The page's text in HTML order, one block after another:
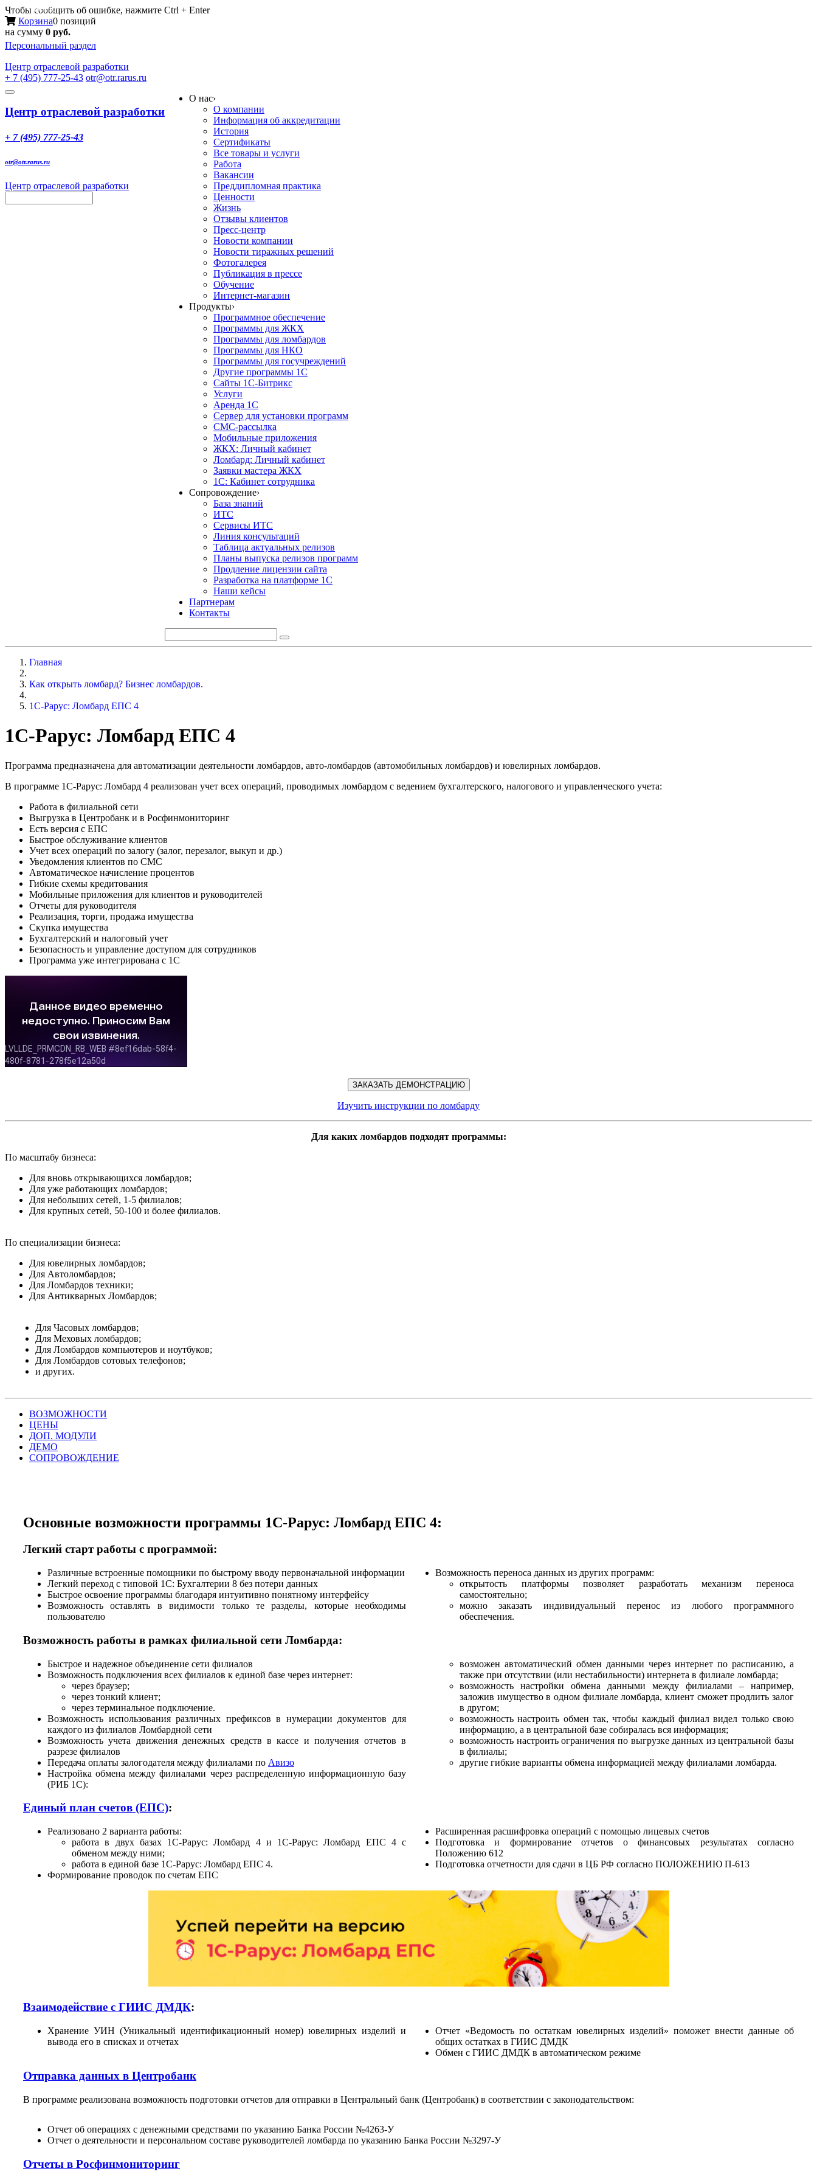
Чтобы сообщить об ошибке, нажмите Ctrl + Enter
Корзина0 позиций
на сумму 0 руб.
Персональный раздел
Центр отраслевой разработки
+ 7 (495) 777-25-43 otr@otr.rarus.ru
Toggle
Меню
Центр отраслевой разработки
+ 7 (495) 777-25-43
otr@otr.rarus.ru
Центр отраслевой разработки
О нас›
О компании
Информация об аккредитации
История
Сертификаты
Все товары и услуги
Работа
Вакансии
Преддипломная практика
Ценности
Жизнь
Отзывы клиентов
Пресс-центр
Новости компании
Новости тиражных решений
Фотогалерея
Публикация в прессе
Обучение
Интернет-магазин
Продукты›
Программное обеспечение
Программы для ЖКХ
Программы для ломбардов
Программы для НКО
Программы для госучреждений
Другие программы 1С
Сайты 1С-Битрикс
Услуги
Аренда 1С
Сервер для установки программ
СМС-рассылка
Мобильные приложения
ЖКХ: Личный кабинет
Ломбард: Личный кабинет
Заявки мастера ЖКХ
1С: Кабинет сотрудника
Сопровождение›
База знаний
ИТС
Сервисы ИТС
Линия консультаций
Таблица актуальных релизов
Планы выпуска релизов программ
Продление лицензии сайта
Разработка на платформе 1С
Наши кейсы
Партнерам
Контакты
Главная
Как открыть ломбард? Бизнес ломбардов.
1С-Рарус: Ломбард ЕПС 4
1С-Рарус: Ломбард ЕПС 4
Программа предназначена для автоматизации деятельности ломбардов, авто-ломбардов (автомобильных ломбардов) и ювелирных ломбардов.
В программе 1С-Рарус: Ломбард 4 реализован учет всех операций, проводимых ломбардом с ведением бухгалтерского, налогового и управленческого учета:
Работа в филиальной сети
Выгрузка в Центробанк и в Росфинмониторинг
Есть версия с ЕПС
Быстрое обслуживание клиентов
Учет всех операций по залогу (залог, перезалог, выкуп и др.)
Уведомления клиентов по СМС
Автоматическое начисление процентов
Гибкие схемы кредитования
Мобильные приложения для клиентов и руководителей
Отчеты для руководителя
Реализация, торги, продажа имущества
Скупка имущества
Бухгалтерский и налоговый учет
Безопасность и управление доступом для сотрудников
Программа уже интегрирована с 1С
ЗАКАЗАТЬ ДЕМОНСТРАЦИЮ
Изучить инструкции по ломбарду
Для каких ломбардов подходят программы:
По масштабу бизнеса:
Для вновь открывающихся ломбардов;
Для уже работающих ломбардов;
Для небольших сетей, 1-5 филиалов;
Для крупных сетей, 50-100 и более филиалов.
По специализации бизнеса:
Для ювелирных ломбардов;
Для Автоломбардов;
Для Ломбардов техники;
Для Антикварных Ломбардов;
Для Часовых ломбардов;
Для Меховых ломбардов;
Для Ломбардов компьютеров и ноутбуков;
Для Ломбардов сотовых телефонов;
и других.
ВОЗМОЖНОСТИ
ЦЕНЫ
ДОП. МОДУЛИ
ДЕМО
СОПРОВОЖДЕНИЕ
Основные возможности программы 1С-Рарус: Ломбард ЕПС 4:
Легкий старт работы с программой:
Различные встроенные помощники по быстрому вводу первоначальной информации
Легкий переход с типовой 1С: Бухгалтерии 8 без потери данных
Быстрое освоение программы благодаря интуитивно понятному интерфейсу
Возможность оставлять в видимости только те разделы, которые необходимы
пользователю
Возможность переноса данных из других программ:
открытость платформы позволяет разработать механизм переноса
самостоятельно;
можно заказать индивидуальный перенос из любого программного
обеспечения.
Возможность работы в рамках филиальной сети Ломбарда:
Быстрое и надежное объединение сети филиалов
Возможность подключения всех филиалов к единой базе через интернет:
через браузер;
через тонкий клиент;
через терминальное подключение.
Возможность использования различных префиксов в нумерации документов для
каждого из филиалов Ломбардной сети
Возможность учета движения денежных средств в кассе и получения отчетов в
разрезе филиалов
Передача оплаты залогодателя между филиалами по Авизо
Настройка обмена между филиалами через распределенную информационную базу
(РИБ 1С):
возможен автоматический обмен данными через интернет по расписанию, а
также при отсутствии (или нестабильности) интернета в филиале ломбарда;
возможность настройки обмена данными между филиалами – например,
заложив имущество в одном филиале ломбарда, клиент сможет продлить залог
в другом;
возможность настроить обмен так, чтобы каждый филиал видел только свою
информацию, а в центральной базе собиралась вся информация;
возможность настроить ограничения по выгрузке данных из центральной базы
в филиалы;
другие гибкие варианты обмена информацией между филиалами ломбарда.
Единый план счетов (ЕПС):
Реализовано 2 варианта работы:
работа в двух базах 1С-Рарус: Ломбард 4 и 1С-Рарус: Ломбард ЕПС 4 с
обменом между ними;
работа в единой базе 1С-Рарус: Ломбард ЕПС 4.
Формирование проводок по счетам ЕПС
Расширенная расшифровка операций с помощью лицевых счетов
Подготовка и формирование отчетов о финансовых результатах согласно
Положению 612
Подготовка отчетности для сдачи в ЦБ РФ согласно ПОЛОЖЕНИЮ П-613
Взаимодействие с ГИИС ДМДК:
Хранение УИН (Уникальный идентификационный номер) ювелирных изделий и
вывода его в списках и отчетах
Отчет «Ведомость по остаткам ювелирных изделий» поможет внести данные об
общих остатках в ГИИС ДМДК
Обмен с ГИИС ДМДК в автоматическом режиме
Отправка данных в Центробанк
В программе реализована возможность подготовки отчетов для отправки в Центральный банк (Центробанк) в соответствии с законодательством:
Отчет об операциях с денежными средствами по указанию Банка России №4263-У
Отчет о деятельности и персональном составе руководителей ломбарда по указанию Банка России №3297-У
Отчеты в Росфинмониторинг